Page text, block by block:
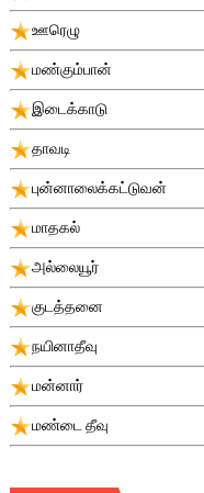
ஊரெழு
மண்கும்பான்
இடைக்காடு
தாவடி
புன்னாலைக்கட்டுவன்
மாதகல்
அல்லையூர்
குடத்தனை
நயினாதீவு
மன்னார்
மண்டை தீவு